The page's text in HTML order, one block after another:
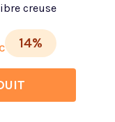
creuse
14%